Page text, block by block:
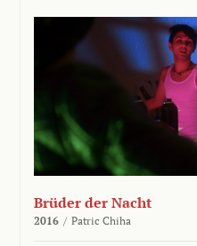
Brüder der Nacht
2016 / Patric Chiha